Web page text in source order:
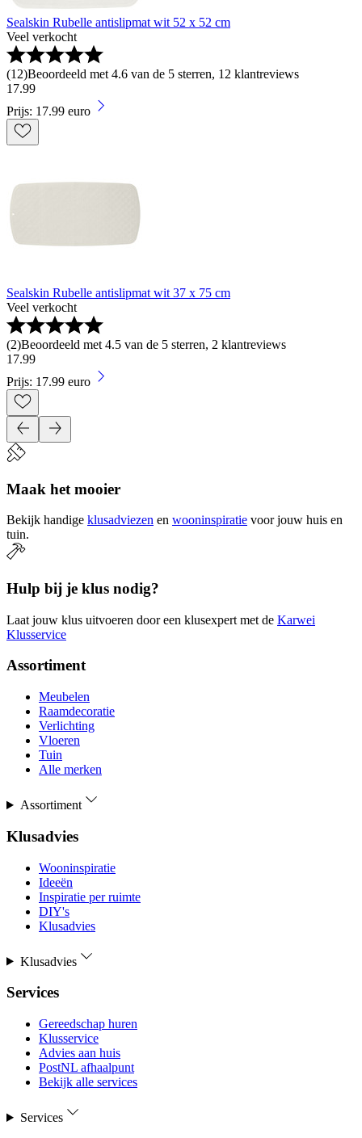
Sealskin Rubelle antislipmat wit 52 x 52 cm
Veel verkocht
(12)Beoordeeld met 4.6 van de 5 sterren, 12 klantreviews
17.99
Prijs: 17.99 euro
Sealskin Rubelle antislipmat wit 37 x 75 cm
Veel verkocht
(2)Beoordeeld met 4.5 van de 5 sterren, 2 klantreviews
17.99
Prijs: 17.99 euro
Maak het mooier
Bekijk handige klusadviezen en wooninspiratie voor jouw huis en
tuin.
Hulp bij je klus nodig?
Laat jouw klus uitvoeren door een klusexpert met de Karwei
Klusservice
Assortiment
Meubelen
Raamdecoratie
Verlichting
Vloeren
Tuin
Alle merken
Assortiment
Klusadvies
Wooninspiratie
Ideeën
Inspiratie per ruimte
DIY's
Klusadvies
Klusadvies
Services
Gereedschap huren
Klusservice
Advies aan huis
PostNL afhaalpunt
Bekijk alle services
Services